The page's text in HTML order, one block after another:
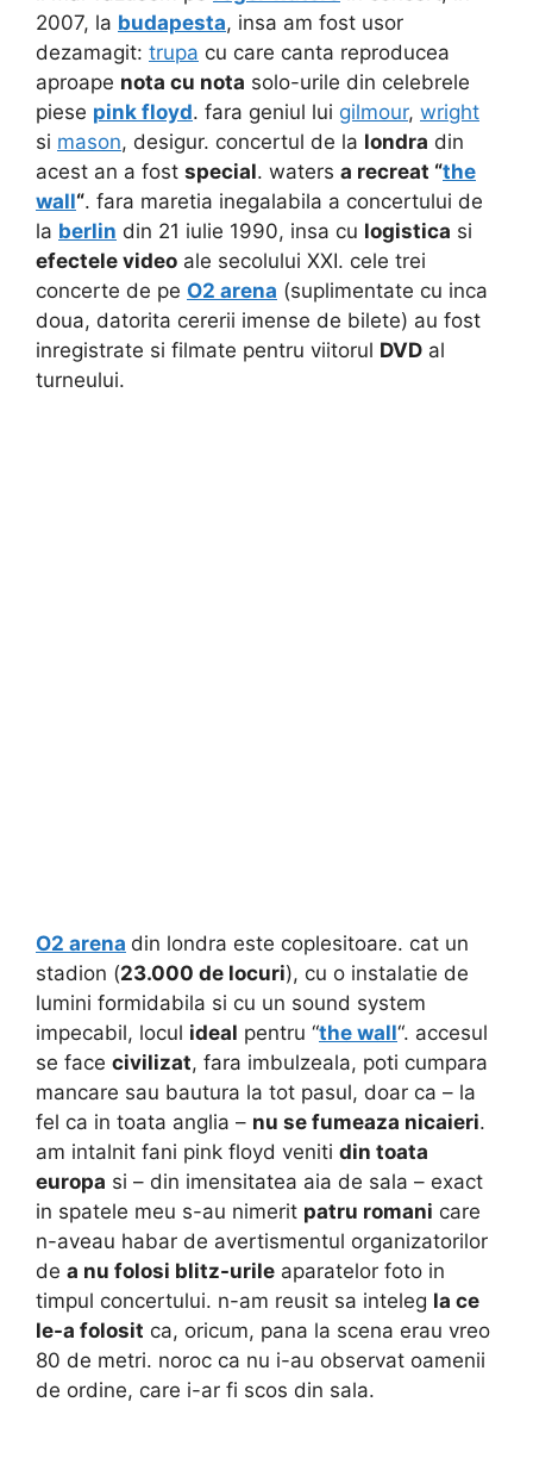
2007, la budapesta, insa am fost usor
dezamagit: trupa cu care canta reproducea
aproape nota cu nota solo-urile din celebrele
piese pink floyd. fara geniul lui gilmour, wright
si mason, desigur. concertul de la londra din
acest an a fost special. waters a recreat “the
wall“. fara maretia inegalabila a concertului de
la berlin din 21 iulie 1990, insa cu logistica si
efectele video ale secolului XXI. cele trei
concerte de pe O2 arena (suplimentate cu inca
doua, datorita cererii imense de bilete) au fost
inregistrate si filmate pentru viitorul DVD al
turneului.
O2 arena din londra este coplesitoare. cat un
stadion (23.000 de locuri), cu o instalatie de
lumini formidabila si cu un sound system
impecabil, locul ideal pentru “the wall“. accesul
se face civilizat, fara imbulzeala, poti cumpara
mancare sau bautura la tot pasul, doar ca – la
fel ca in toata anglia – nu se fumeaza nicaieri.
am intalnit fani pink floyd veniti din toata
europa si – din imensitatea aia de sala – exact
in spatele meu s-au nimerit patru romani care
n-aveau habar de avertismentul organizatorilor
de a nu folosi blitz-urile aparatelor foto in
timpul concertului. n-am reusit sa inteleg la ce
le-a folosit ca, oricum, pana la scena erau vreo
80 de metri. noroc ca nu i-au observat oamenii
de ordine, care i-ar fi scos din sala.